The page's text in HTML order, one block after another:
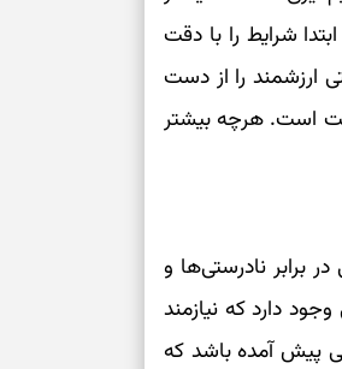
شرایط را با دقت
را از دست
است. هرچه بیشتر
برابر نادرستی‌ها و
دارد که نیازمند
پیش آمده باشد که